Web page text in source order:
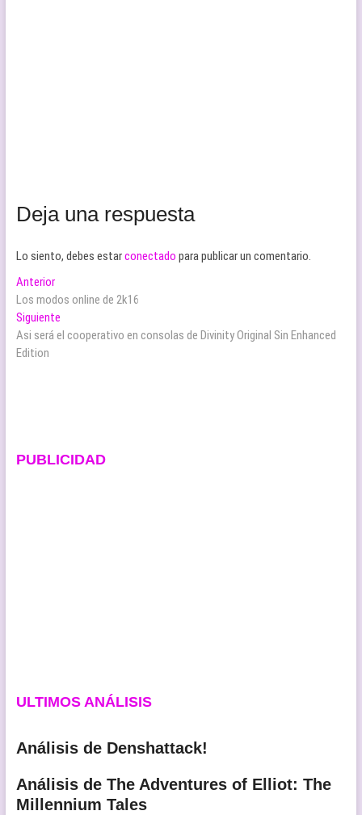
Deja una respuesta
Lo siento, debes estarconectado para publicar un comentario.
Navegación
de
entradas
AnteriorEntrada
anterior:
Los modos online de 2k16
SiguienteEntrada
siguiente:
Asi será el cooperativo en consolas de Divinity Original Sin Enhanced
Edition
PUBLICIDAD
ULTIMOS ANÁLISIS
Análisis de Denshattack!
Análisis de The Adventures of Elliot: The
Millennium Tales